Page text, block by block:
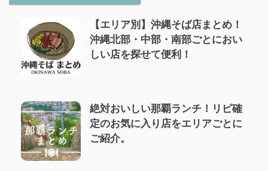
【エリア別】沖縄そば店まとめ！
沖縄北部・中部・南部ごとにおい
しい店を探せて便利！
絶対おいしい那覇ランチ！リピ確
定のお気に入り店をエリアごとに
ご紹介。